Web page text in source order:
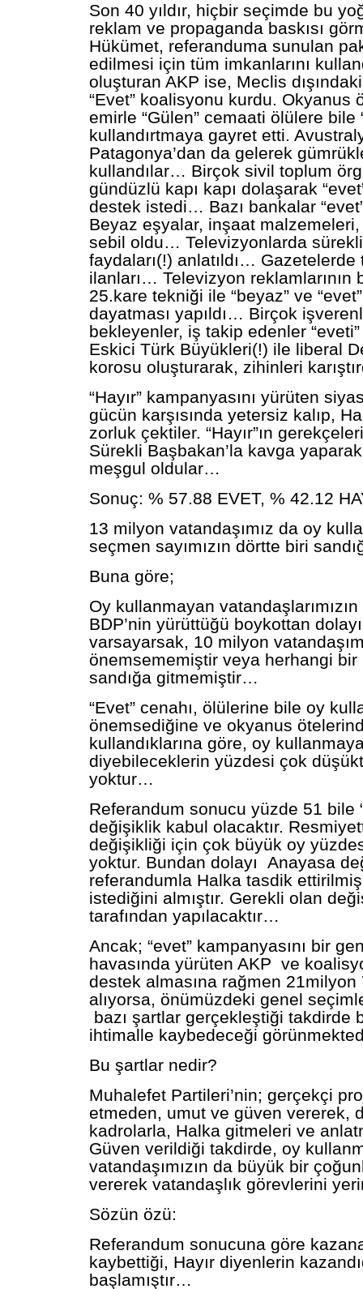
Son 40 yıldır, hiçbir seçimde bu
reklam ve propaganda baskısı
Hükümet, referanduma sunulan
edilmesi için tüm imkanlarını
oluşturan AKP ise, Meclis
“Evet” koalisyonu kurdu. Okyanus
emirle “Gülen” cemaati ölülere bile
kullandırtmaya gayret etti.
Patagonya’dan da gelerek
kullandılar… Birçok sivil toplum
gündüzlü kapı kapı dolaşarak
destek istedi… Bazı bankalar
Beyaz eşyalar, inşaat
sebil oldu… Televizyonlarda sürekli
faydaları(!) anlatıldı… Gazetelerde
ilanları… Televizyon reklamlarının
25.kare tekniği ile “beyaz” ve
dayatması yapıldı… Birçok
bekleyenler, iş takip edenler
Eskici Türk Büyükleri(!) ile liberal
korosu oluşturarak, zihinleri
“Hayır” kampanyasını yürüten
gücün karşısında yetersiz kalıp,
zorluk çektiler. “Hayır”ın
Sürekli Başbakan’la kavga
meşgul oldular…
Sonuç: % 57.88 EVET, % 42.12
13 milyon vatandaşımız da oy
seçmen sayımızın dörtte biri
Buna göre;
Oy kullanmayan
BDP’nin yürüttüğü boykottan
varsayarsak, 10 milyon
önemsememiştir veya herhangi bir
sandığa gitmemiştir…
“Evet” cenahı, ölülerine bile oy
önemsediğine ve okyanus
kullandıklarına göre, oy
diyebileceklerin yüzdesi çok
yoktur…
Referandum sonucu yüzde 51 bile
değişiklik kabul olacaktır.
değişikliği için çok büyük oy
yoktur. Bundan dolayı Anayasa
referandumla Halka tasdik
istediğini almıştır. Gerekli olan
tarafından yapılacaktır…
Ancak; “evet” kampanyasını bir
havasında yürüten AKP ve
destek almasına rağmen 21milyon
alıyorsa, önümüzdeki genel
bazı şartlar gerçekleştiği takdirde
ihtimalle kaybedeceği
Bu şartlar nedir?
Muhalefet Partileri’nin; gerçekçi
etmeden, umut ve güven vererek,
kadrolarla, Halka gitmeleri ve
Güven verildiği takdirde, oy
vatandaşımızın da büyük bir
vererek vatandaşlık görevlerini
Sözün özü:
Referandum sonucuna göre
kaybettiği, Hayır diyenlerin
başlamıştır…